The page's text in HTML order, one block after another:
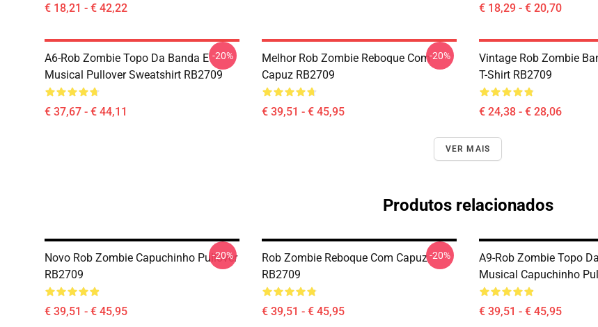
€ 18,21 - € 42,22 € 18,29 - € 20,70
A6-Rob Zombie Topo Da Banda E
Musical Pullover Sweatshirt RB2709
€ 37,67 - € 44,11
-20%
Melhor Rob Zombie Reboque Com
Capuz RB2709
€ 39,51 - € 45,95
-20%
Vintage Rob Zombie
T-Shirt RB2709
€ 24,38 - € 28,06
VER MAIS
Produtos relacionados
Novo Rob Zombie Capuchinho Pullover
RB2709
€ 39,51 - € 45,95
-20%
Rob Zombie Reboque Com Capuz
RB2709
€ 39,51 - € 45,95
-20%
A9-Rob Zombie Topo
Musical Capuchinho
€ 39,51 - € 45,95